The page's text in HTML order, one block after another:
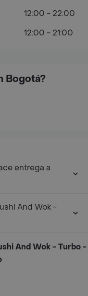
Bogotá?
12:00 - 22:00
12:00 - 21:00
entrega a
And Wok -
And Wok - Turbo -